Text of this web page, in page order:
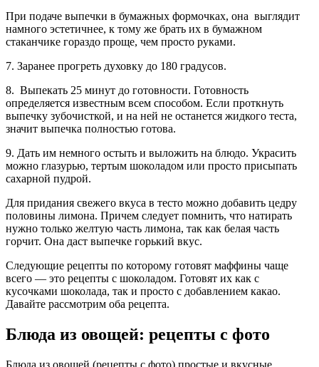
При подаче выпечки в бумажных формочках, она выглядит
намного эстетичнее, к тому же брать их в бумажном
стаканчике гораздо проще, чем просто руками.
7. Заранее прогреть духовку до 180 градусов.
8. Выпекать 25 минут до готовности. Готовность
определяется известным всем способом. Если проткнуть
выпечку зубочисткой, и на ней не останется жидкого теста,
значит выпечка полностью готова.
9. Дать им немного остыть и выложить на блюдо. Украсить
можно глазурью, тертым шоколадом или просто присыпать
сахарной пудрой.
Для придания свежего вкуса в тесто можно добавить цедру
половины лимона. Причем следует помнить, что натирать
нужно только желтую часть лимона, так как белая часть
горчит. Она даст выпечке горький вкус.
Следующие рецепты по которому готовят маффины чаще
всего — это рецепты с шоколадом. Готовят их как с
кусочками шоколада, так и просто с добавлением какао.
Давайте рассмотрим оба рецепта.
Блюда из овощей: рецепты с фото
Блюда из овощей (рецепты с фото) простые и вкусные